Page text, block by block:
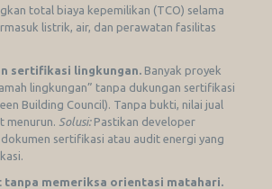
total biaya kepemilikan (TCO) selama
listrik, air, dan perawatan fasilitas
sertifikasi lingkungan. Banyak proyek
lingkungan” tanpa dukungan sertifikasi
Building Council). Tanpa bukti, nilai jual
menurun.
Solusi:Pastikan developer
sertifikasi atau audit energi yang
tanpa memeriksa orientasi matahari.